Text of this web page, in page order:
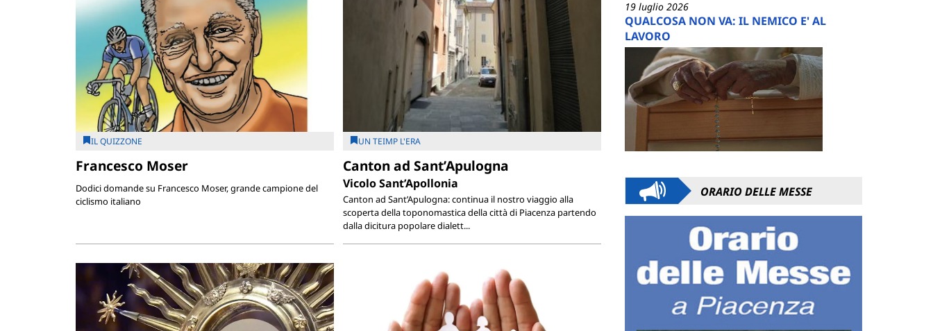
IL QUIZZONE
Francesco Moser
Dodici domande su Francesco Moser, grande campione del
ciclismo italiano
UN TEIMP L'ERA
Canton ad Sant’Apulogna
Vicolo Sant’Apollonia
Canton ad Sant’Apulogna: continua il nostro viaggio alla
scoperta della toponomastica della città di Piacenza partendo
dalla dicitura popolare dialett...
19 luglio 2026
QUALCOSA NON VA: IL NEMICO E' AL
LAVORO
ORARIO DELLE MESSE